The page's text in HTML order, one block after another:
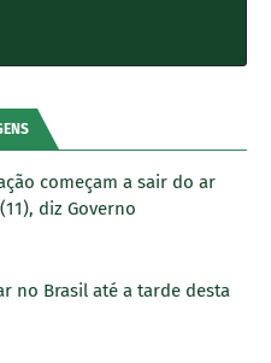
começam a sair do ar
diz Governo
no Brasil até a tarde desta